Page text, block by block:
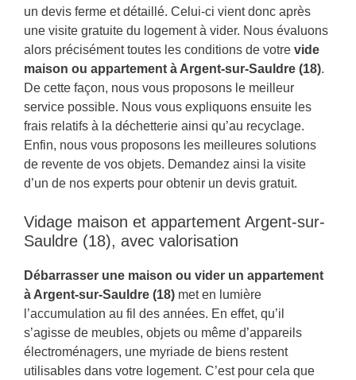
un devis ferme et détaillé. Celui-ci vient donc après
une visite gratuite du logement à vider. Nous évaluons
alors précisément toutes les conditions de votre vide
maison ou appartement à Argent-sur-Sauldre (18).
De cette façon, nous vous proposons le meilleur
service possible. Nous vous expliquons ensuite les
frais relatifs à la déchetterie ainsi qu’au recyclage.
Enfin, nous vous proposons les meilleures solutions
de revente de vos objets. Demandez ainsi la visite
d’un de nos experts pour obtenir un devis gratuit.
Vidage maison et appartement Argent-sur-
Sauldre (18), avec valorisation
Débarrasser une maison ou vider un appartement
à Argent-sur-Sauldre (18) met en lumière
l’accumulation au fil des années. En effet, qu’il
s’agisse de meubles, objets ou même d’appareils
électroménagers, une myriade de biens restent
utilisables dans votre logement. C’est pour cela que